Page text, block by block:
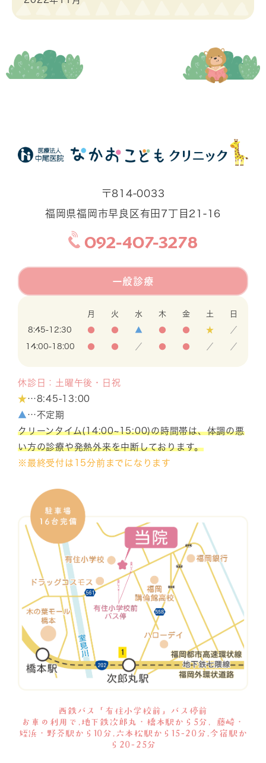
〒814-0033
福岡県福岡市早良区有田7丁目21-16
092-407-3278
一般診療
月 火 水 木 金 土 日
8:45-12:30 ● ● ▲ ● ● ★ ／
14:00-18:00 ● ● ／ ● ● ／ ／
休診日：土曜午後・日祝
★…8:45-13:00
▲ …不定期
クリーンタイム(14:00~15:00)の時間帯は、体調の悪
い方の診療や発熱外来を中断しております。
※最終受付は15分前までになります
西鉄バス「有住小学校前」バス停前
お車の利用で,地下鉄次郎丸・橋本駅から5分, 藤崎・
姪浜・野芥駅から10分,六本松駅から15-20分,今宿駅か
ら20-25分